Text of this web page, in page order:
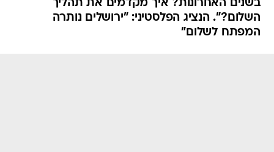
בשנים האחרונות? איך מקדמים את תהליך
השלום?". הנציג הפלסטיני: "ירושלים נותרה
המפתח לשלום"